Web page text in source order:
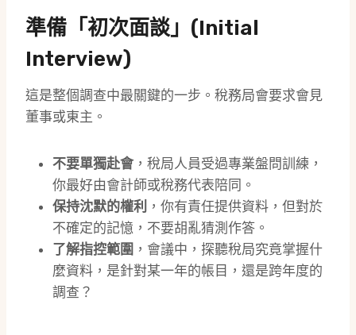
準備「初次面談」(Initial
Interview)
這是整個調查中最關鍵的一步。稅務局會要求會見
董事或東主。
不要單獨赴會，稅局人員受過專業盤問訓練，
你最好由會計師或稅務代表陪同。
保持沈默的權利 ，你有責任提供資料，但對於
不確定的記憶，不要胡亂猜測作答。
了解指控範圍 ，會議中，探聽稅局究竟掌握什
麼資料，是針對某一年的帳目，還是跨年度的
調查？